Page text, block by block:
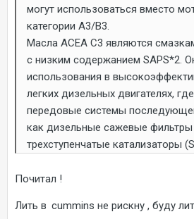
могут использоваться вместо
категории A3/B3.
Масла ACEA C3 являются
с низким содержанием SAPS*2.
использования в
легких дизельных двигателях,
передовые системы
как дизельные сажевые фильтры
трехступенчатые катализаторы
Почитал !
Лить в cummins не рискну , буду